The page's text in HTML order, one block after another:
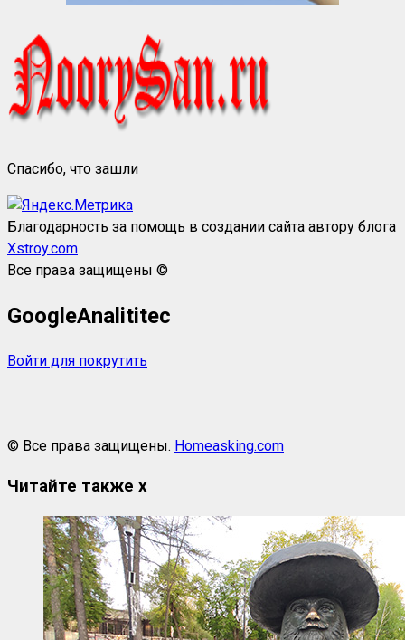
Спасибо, что зашли
Благодарность за помощь в создании сайта автору блога
Xstroy.com
Все права защищены ©
GoogleAnalititec
Войти для покрутить
© Все права защищены. Homeasking.com
Читайте также x